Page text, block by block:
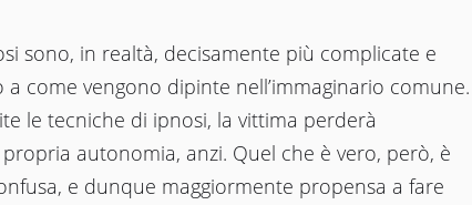
sono, in realtà, decisamente più complicate e
a come vengono dipinte nell’immaginario comune.
le tecniche di ipnosi, la vittima perderà
autonomia, anzi. Quel che è vero, però, è
e dunque maggiormente propensa a fare